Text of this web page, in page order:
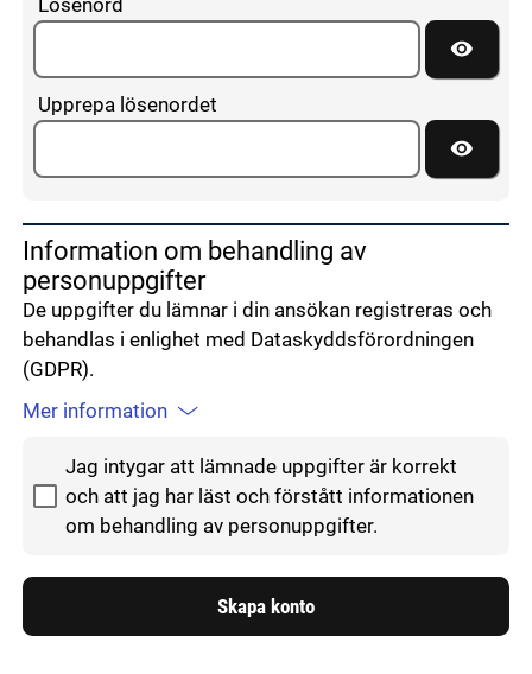
Lösenord
Visa
Upprepa lösenordet
Visa
Information om behandling av
personuppgifter
De uppgifter du lämnar i din ansökan registreras och
behandlas i enlighet med Dataskyddsförordningen
(GDPR).
Mer information
Godkänn hantering av personuppgifter
Jag intygar att lämnade uppgifter är korrekt
och att jag har läst och förstått informationen
om behandling av personuppgifter.
Skapa konto